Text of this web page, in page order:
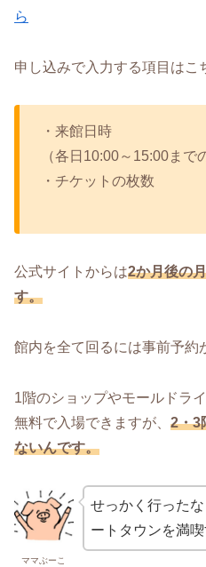
ら
申し込みで入力する項目はこ
・来館日時
（各日10:00～15:00まで
・チケットの枚数
公式サイトからは2か月後の
す。
館内を全て回るには事前予約
1階のショップやモールドラ
無料で入場できますが、 2・3
ないんです。
ママぶーこ
せっかく行った
ートタウンを満